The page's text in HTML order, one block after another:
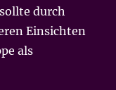
durch
Einsichten
als